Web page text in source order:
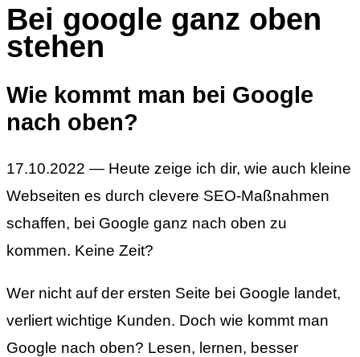
Bei google ganz oben
stehen
Wie kommt man bei Google
nach oben?
17.10.2022 — Heute zeige ich dir, wie auch kleine
Webseiten es durch clevere SEO-Maßnahmen
schaffen, bei Google ganz nach oben zu
kommen. Keine Zeit?
Wer nicht auf der ersten Seite bei Google landet,
verliert wichtige Kunden. Doch wie kommt man
Google nach oben? Lesen, lernen, besser